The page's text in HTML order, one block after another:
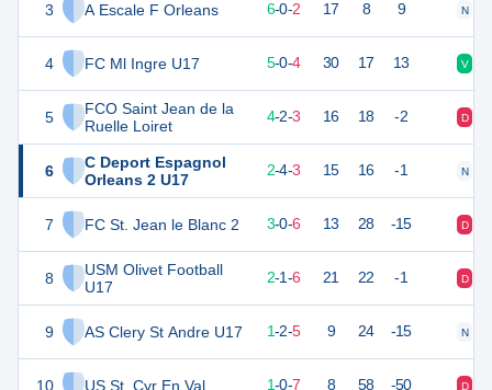
3 A Escale F Orleans
4 FC Ml Ingre U17
5
FCO Saint Jean de la
Ruelle Loiret
6
C Deport Espagnol
Orleans 2 U17
7 FC St. Jean le Blanc 2
8
USM Olivet Football
U17
9 AS Clery St Andre U17
10 US St. Cyr En Val
18 6-0-2 17 8 9 N
15 5-0-4 30 17 13 V
14 9 4-2-3 16 18 -2 D
10 2-4-3 15 16 -1 N
9 9 3-0-6 13 28 -15 D
7 2-1-6 21 22 -1 D
5 8 1-2-5 9 24 -15 N
2 1-0-7 8 58 -50 D